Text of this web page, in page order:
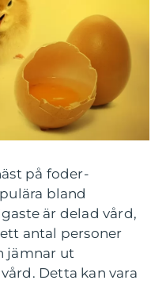
på foder-
bland
är delad vård,
antal personer
jämnar ut
Detta kan vara